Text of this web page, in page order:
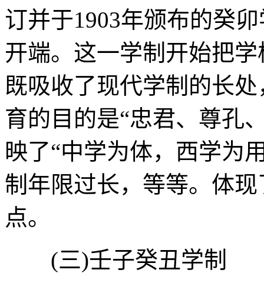
订并于1903年颁布的癸
开端。这一学制开始把
既吸收了现代学制的长
育的目的是“忠君、尊孔
映了“中学为体，西学为
制年限过长，等等。体
点。
(三)壬子癸丑学制